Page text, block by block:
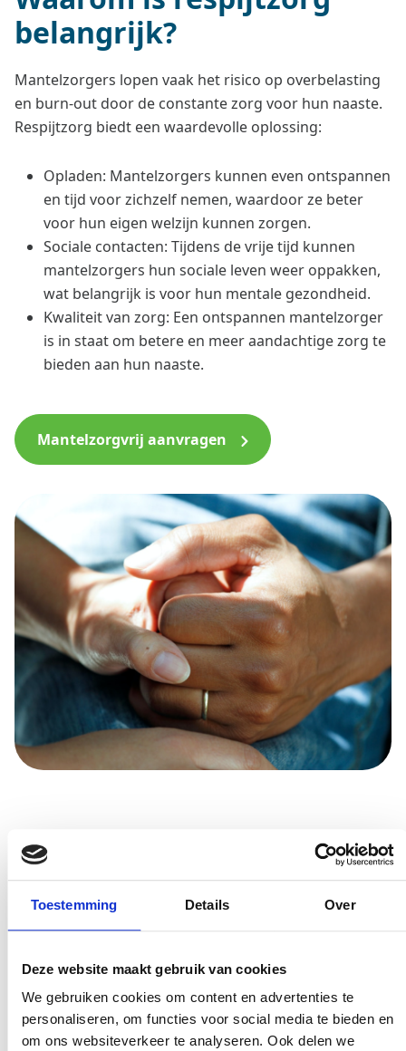
Toestemming Details Over
Deze website maakt gebruik van cookies
We gebruiken cookies om content en advertenties te
personaliseren, om functies voor social media te bieden en
om ons websiteverkeer te analyseren. Ook delen we
belangrijk?
Mantelzorgers lopen vaak het risico op overbelasting
en burn-out door de constante zorg voor hun naaste.
Respijtzorg biedt een waardevolle oplossing:
Opladen: Mantelzorgers kunnen even ontspannen
en tijd voor zichzelf nemen, waardoor ze beter
voor hun eigen welzijn kunnen zorgen.
Sociale contacten: Tijdens de vrije tijd kunnen
mantelzorgers hun sociale leven weer oppakken,
wat belangrijk is voor hun mentale gezondheid.
Kwaliteit van zorg: Een ontspannen mantelzorger
is in staat om betere en meer aandachtige zorg te
bieden aan hun naaste.
Mantelzorgvrij aanvragen
Soorten respijtzorg
aansluiten bij de behoefte die de mantelzorger of
Dagopvang: Tijdelijke zorg voor je naaste
gedurende de dag, zodat jij een paar uur voor
jezelf kunt plannen.